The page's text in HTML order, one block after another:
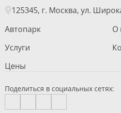
125345, г. Москва, ул.
Автопарк
Услуги
Цены
О
Поделиться в социальных сетях: